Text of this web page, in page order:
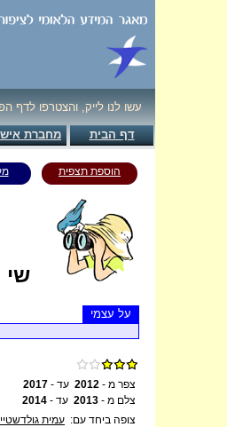
עשו לנו לייק, והצטרפו לדף
דף הבית מחברת
הוספת תצפית
שי
על עצמי
צפר מ - 2012 עד - 2017
צלם מ - 2013 עד - 2014
צופה ביחד עם: עמית